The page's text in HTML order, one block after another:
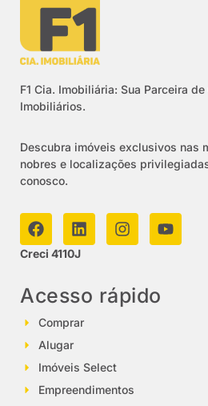
F1 Cia. Imobiliária: Sua Parceira
Imobiliários.
Descubra imóveis exclusivos nas
nobres e localizações
conosco.
Creci 4110J
Acesso rápido
Comprar
Alugar
Imóveis Select
Empreendimentos